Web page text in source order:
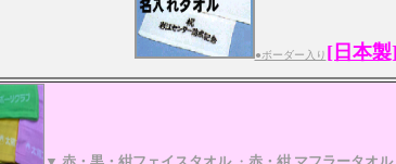
●ボーダー入り [日本製]